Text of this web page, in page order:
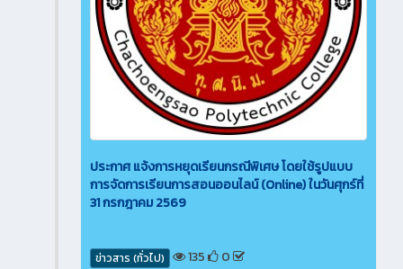
ประกาศ แจ้งการหยุดเรียนกรณีพิเศษ โดยใช้รูปแบบ
การจัดการเรียนการสอนออนไลน์ (Online) ในวันศุกร์ที่
31 กรกฎาคม 2569
ข่าวสาร (ทั่วไป) 135 0